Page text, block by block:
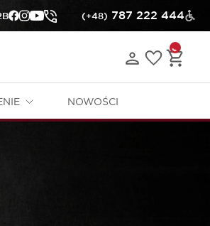
(+48) 787 222 444
NOWOŚCI